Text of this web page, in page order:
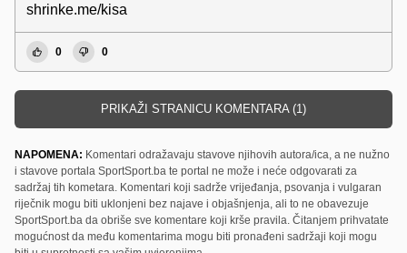
shrinke.me/kisa
0 0
PRIKAŽI STRANICU KOMENTARA (1)
NAPOMENA: Komentari odražavaju stavove njihovih autora/ica, a ne nužno
i stavove portala SportSport.ba te portal ne može i neće odgovarati za
sadržaj tih kometara. Komentari koji sadrže vrijeđanja, psovanja i vulgaran
riječnik mogu biti uklonjeni bez najave i objašnjenja, ali to ne obavezuje
SportSport.ba da obriše sve komentare koji krše pravila. Čitanjem prihvatate
mogućnost da među komentarima mogu biti pronađeni sadržaji koji mogu